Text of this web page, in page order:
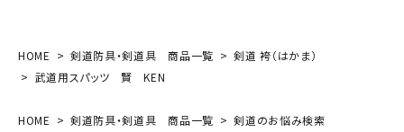
HOME 剣道防具・剣道具 商品一覧
剣道 袴（はかま）
武道用スパッツ 賢 KEN
HOME 剣道防具・剣道具 商品一覧
剣道のお悩み検索